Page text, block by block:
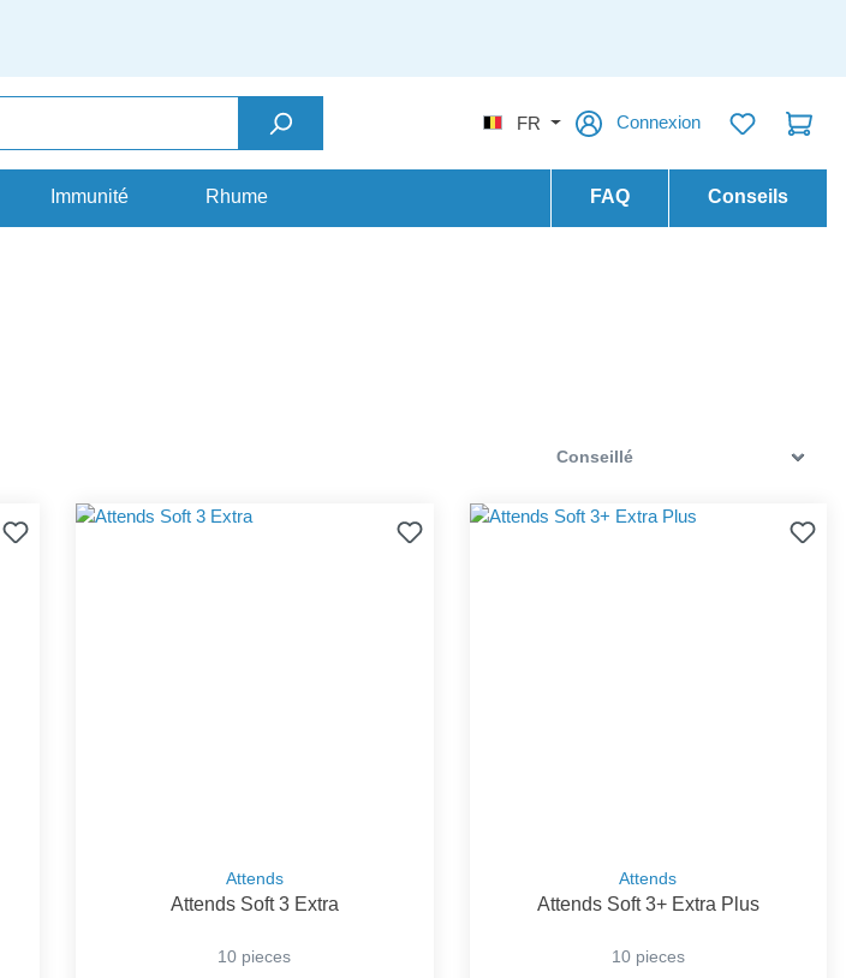
FR Connexion
Immunité Rhume FAQ Conseils
Attends
Attends Soft 3 Extra
10 pieces
Attends
Attends Soft 3+ Extra Plus
10 pieces